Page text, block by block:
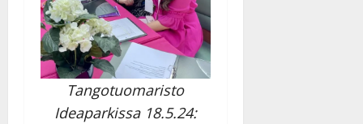
Tangotuomaristo
Ideaparkissa 18.5.24: